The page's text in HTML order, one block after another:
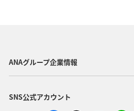
ANAグループ企業情報
SNS公式アカウント